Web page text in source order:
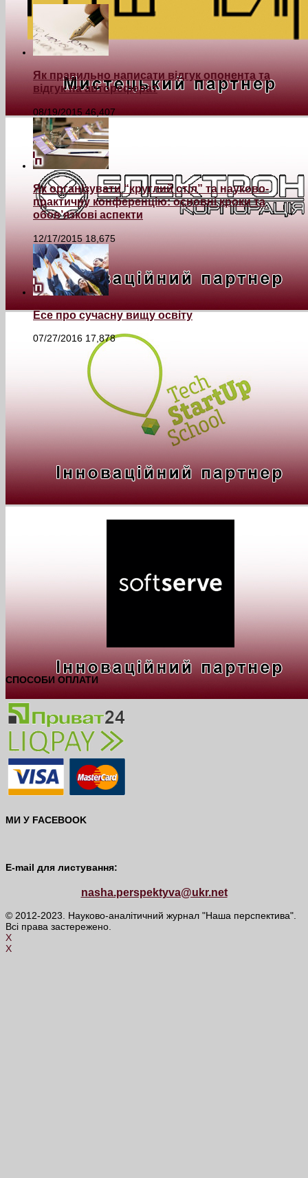
Як правильно написати відгук опонента та
відгук на автореферат
08/19/2015 46,407
Як організувати “круглий стіл” та науково-
практичну конференцію: основні кроки та
обов’язкові аспекти
12/17/2015 18,675
Есе про сучасну вищу освіту
07/27/2016 17,878
СПОСОБИ ОПЛАТИ
МИ У FACEBOOK
E-mail для листування:
nasha.perspektyva@ukr.net
© 2012-2023. Науково-аналітичний журнал "Наша перспектива".
Всі права застережено.
X
X